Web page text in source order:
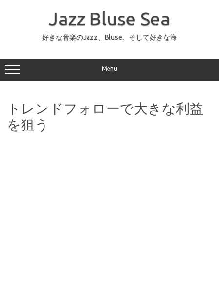
ッ
プ
Jazz Bluse Sea
好きな音楽のJazz、Bluse、そして好きな海
Menu
トレンドフォローで大きな利益
を狙う